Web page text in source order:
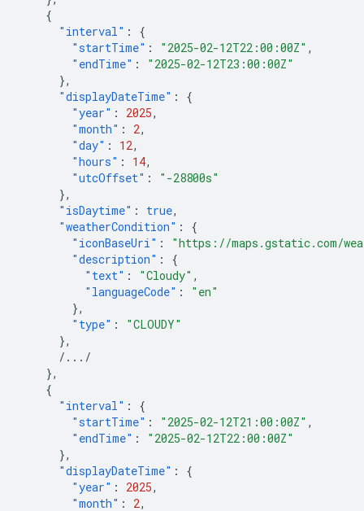
{
"interval" :
{
"startTime" : "2025-02-12T22:00:00Z" ,
"endTime" :
"2025-02-12T23:00:00Z"
},
"displayDateTime" :
{
"year" : 2025,
"month" : 2,
"day" : 12,
"hours" : 14,
"utcOffset" :
"-28800s"
},
"isDaytime" : true,
"weatherCondition" :
{
"iconBaseUri" :
"https://maps.gstatic.com/
"description" :
{
"text" : "Cloudy" ,
"languageCode" :
"en"
},
"type" :
"CLOUDY"
},
/.../
},
{
"interval" :
{
"startTime" : "2025-02-12T21:00:00Z" ,
"endTime" :
"2025-02-12T22:00:00Z"
},
"displayDateTime" :
{
"year" : 2025,
"month" : 2,